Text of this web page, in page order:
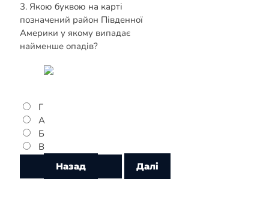
3. Якою буквою на карті
позначений район Південної
Америки у якому випадає
найменше опадів?
Г
А
Б
В